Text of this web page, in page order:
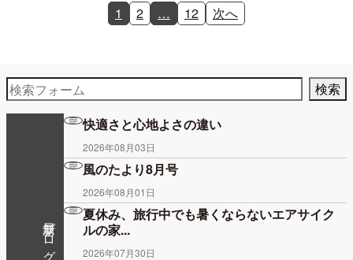
1 2 … 12 次へ
最新ブログ
快適さと心地よさの違い
2026年08月03日
風のたより8月号
2026年08月01日
夏休み、旅行中でも暑くならないエアサイク
ルの家...
2026年07月30日